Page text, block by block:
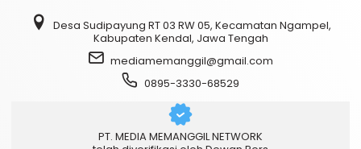
Desa Sudipayung RT 03 RW 05, Kecamatan Ngampel,
Kabupaten Kendal, Jawa Tengah
mediamemanggil@gmail.com
0895-3330-68529
PT. MEDIA MEMANGGIL NETWORK